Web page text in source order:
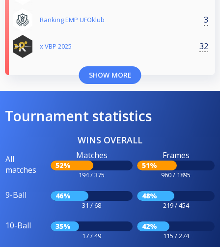
Ranking EMP UFOklub 3
x VBP 2025 32
SHOW MORE
Tournament statistics
WINS OVERALL
All
matches
Matches
52%
194 / 375
Frames
51%
960 / 1895
9-Ball 46%
31 / 68
48%
219 / 454
10-Ball 35%
17 / 49
42%
115 / 274